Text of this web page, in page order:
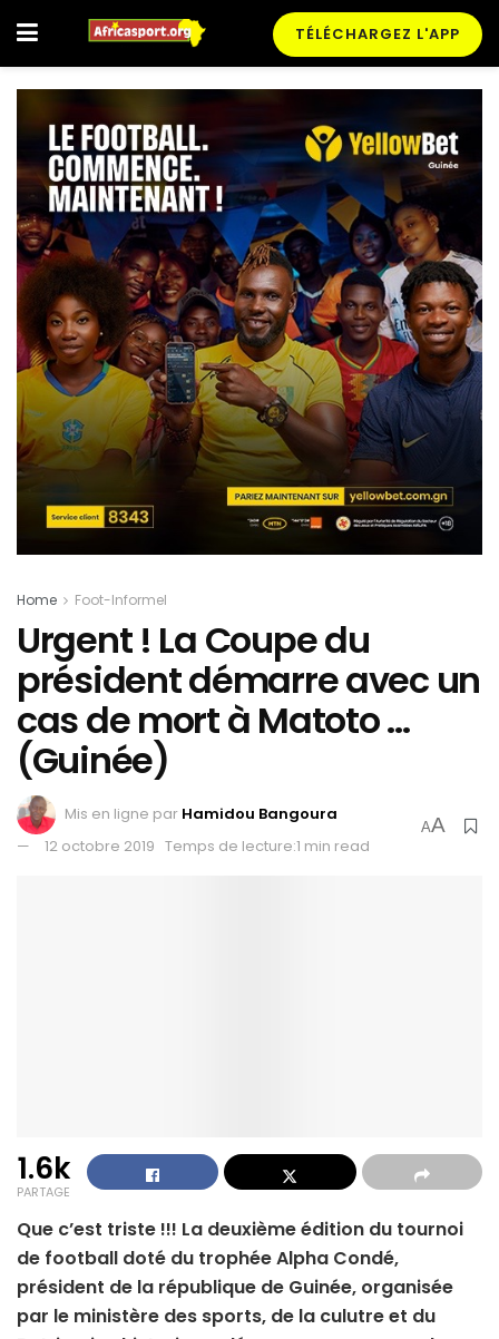
TÉLÉCHARGEZ L'APP
Home Foot-Informel
Urgent ! La Coupe du
président démarre avec un
cas de mort à Matoto …
(Guinée)
Mis en ligne par Hamidou Bangoura
12 octobre 2019 Temps de lecture:1 min read
AA
1.6k
PARTAGE
Que c’est triste !!! La deuxième édition du tournoi
de football doté du trophée Alpha Condé,
président de la république de Guinée, organisée
par le ministère des sports, de la culutre et du